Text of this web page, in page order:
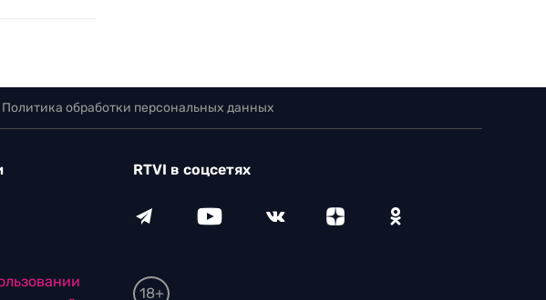
Политика обработки персональных данных
RTVI в соцсетях
18+